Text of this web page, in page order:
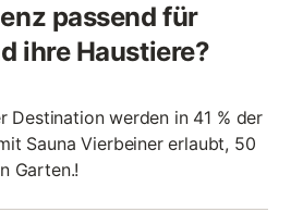
passend für
ihre Haustiere?
Destination werden in 41 % der
Sauna Vierbeiner erlaubt, 50
Garten.!